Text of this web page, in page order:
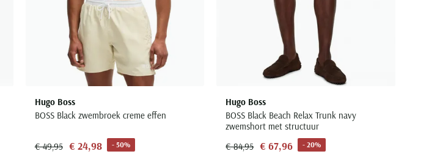
Hugo Boss
BOSS Black zwembroek creme effen
€ 49,95 € 24,98 - 50%
Hugo Boss
BOSS Black Beach Relax Trunk navy
zwemshort met structuur
€ 84,95 € 67,96 - 20%